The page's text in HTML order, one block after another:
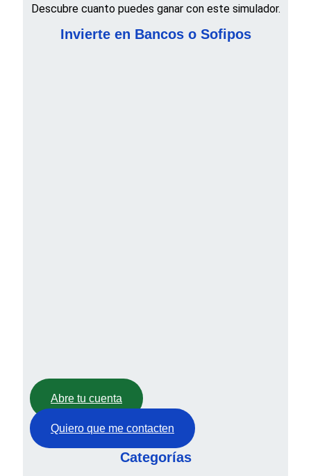
Descubre cuanto puedes ganar con este simulador.
Invierte en Bancos o Sofipos
Abre tu cuenta
Quiero que me contacten
Categorías